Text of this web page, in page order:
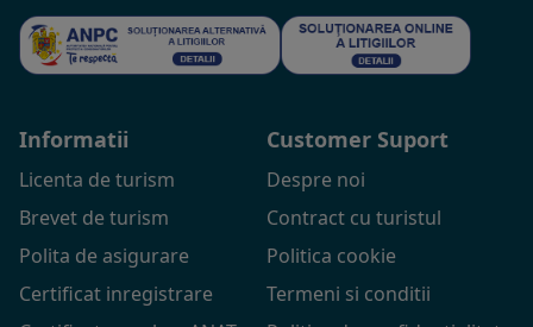
Informatii
Licenta de turism
Brevet de turism
Polita de asigurare
Certificat inregistrare
Customer Suport
Despre noi
Contract cu turistul
Politica cookie
Termeni si conditii